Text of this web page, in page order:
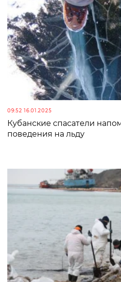
09:52 16.01.2025
Кубанские спасатели
поведения на льду